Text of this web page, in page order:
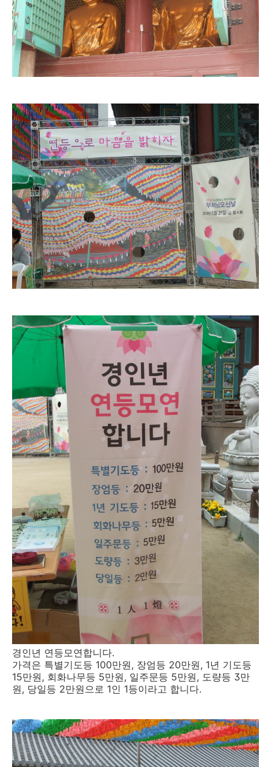
경인년 연등모연합니다.
가격은 특별기도등 100만원, 장엄등 20만원, 1년 기도등
15만원, 회화나무등 5만원, 일주문등 5만원, 도량등 3만
원, 당일등 2만원으로 1인 1등이라고 합니다.